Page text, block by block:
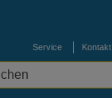
Service Kontakt